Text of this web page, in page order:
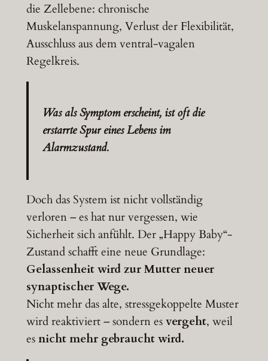
die Zellebene: chronische
Muskelanspannung, Verlust der Flexibilität,
Ausschluss aus dem ventral-vagalen
Regelkreis.
Was als Symptom erscheint, ist oft die
erstarrte Spur eines Lebens im
Alarmzustand.
Doch das System ist nicht vollständig
verloren – es hat nur vergessen, wie
Sicherheit sich anfühlt. Der „Happy Baby“-
Zustand schafft eine neue Grundlage:
Gelassenheit wird zur Mutter neuer
synaptischer Wege.
Nicht mehr das alte, stressgekoppelte Muster
wird reaktiviert – sondern esvergeht, weil
esnicht mehr gebraucht wird.